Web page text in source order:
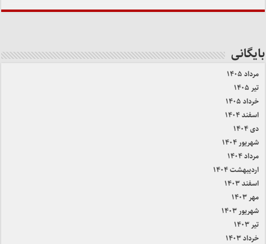
بایگانی
مرداد ۱۴۰۵
تیر ۱۴۰۵
خرداد ۱۴۰۵
اسفند ۱۴۰۴
دی ۱۴۰۴
شهریور ۱۴۰۴
مرداد ۱۴۰۴
اردیبهشت ۱۴۰۴
اسفند ۱۴۰۳
مهر ۱۴۰۳
شهریور ۱۴۰۳
تیر ۱۴۰۳
خرداد ۱۴۰۳